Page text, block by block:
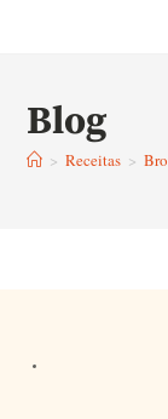
Blog
> Receitas >